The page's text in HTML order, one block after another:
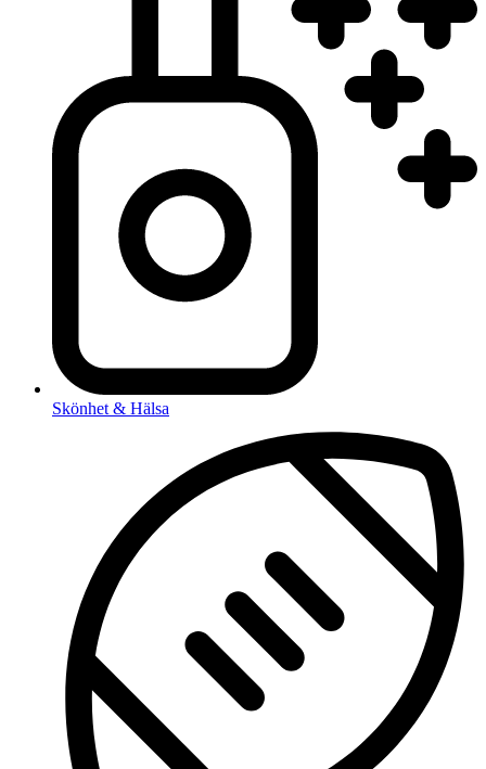
Skönhet & Hälsa